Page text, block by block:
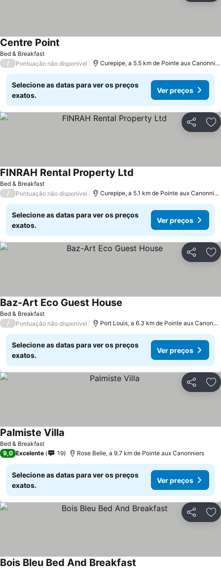
Bed & Breakfast
Centre Point
/ Pontuação não disponível Curepipe, a 5.5 km de Pointe aux Canonniers
Selecione as datas para ver os preços
exatos.
Ver preços
Partilhar
Bed & Breakfast
FINRAH Rental Property Ltd
/ Pontuação não disponível Curepipe, a 5.1 km de Pointe aux Canonniers
Selecione as datas para ver os preços
exatos.
Ver preços
Partilhar
Bed & Breakfast
Baz-Art Eco Guest House
/ Pontuação não disponível Port Louis, a 6.3 km de Pointe aux Canonniers
Selecione as datas para ver os preços
exatos.
Ver preços
Partilhar
Bed & Breakfast
Palmiste Villa
9,0 Excelente 19 Rose Belle, a 9.7 km de Pointe aux Canonniers
Selecione as datas para ver os preços
exatos.
Ver preços
Partilhar
Bois Bleu Bed And Breakfast